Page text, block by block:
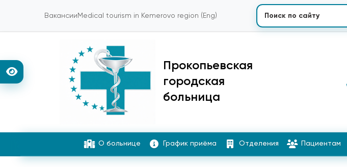
Вакансии Medical tourism in Kemerovo region (Eng)
Прокопьевская
городская
больница
О больнице График приёма Отделения Пациентам